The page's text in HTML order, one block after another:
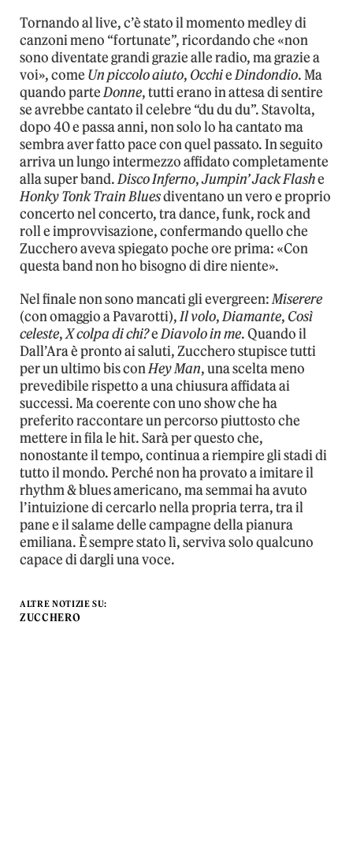
Tornando al live, c’è stato il momento medley di
canzoni meno “fortunate”, ricordando che «non
sono diventate grandi grazie alle radio, ma grazie a
voi», come Un piccolo aiuto, OcchieDindondio. Ma
quando parteDonne, tutti erano in attesa di sentire
se avrebbe cantato il celebre “du du du”. Stavolta,
dopo 40 e passa anni, non solo lo ha cantato ma
sembra aver fatto pace con quel passato. In seguito
arriva un lungo intermezzo affidato completamente
alla super band.Disco Inferno,Jumpin’ Jack Flashe
Honky Tonk Train Bluesdiventano un vero e proprio
concerto nel concerto, tra dance, funk, rock and
roll e improvvisazione, confermando quello che
Zucchero aveva spiegato poche ore prima: «Con
questa band non ho bisogno di dire niente».
Nel finale non sono mancati gli evergreen:Miserere
(con omaggio a Pavarotti),Il volo,Diamante, Così
celeste,X colpa di chi?eDiavolo in me. Quando il
Dall’Ara è pronto ai saluti, Zucchero stupisce tutti
per un ultimo bis conHey Man, una scelta meno
prevedibile rispetto a una chiusura affidata ai
successi. Ma coerente con uno show che ha
preferito raccontare un percorso piuttosto che
mettere in fila le hit. Sarà per questo che,
nonostante il tempo, continua a riempire gli stadi di
tutto il mondo. Perché non ha provato a imitare il
rhythm & blues americano, ma semmai ha avuto
l’intuizione di cercarlo nella propria terra, tra il
pane e il salame delle campagne della pianura
emiliana. È sempre stato lì, serviva solo qualcuno
capace di dargli una voce.
ALTRE NOTIZIE SU:
ZUCCHERO